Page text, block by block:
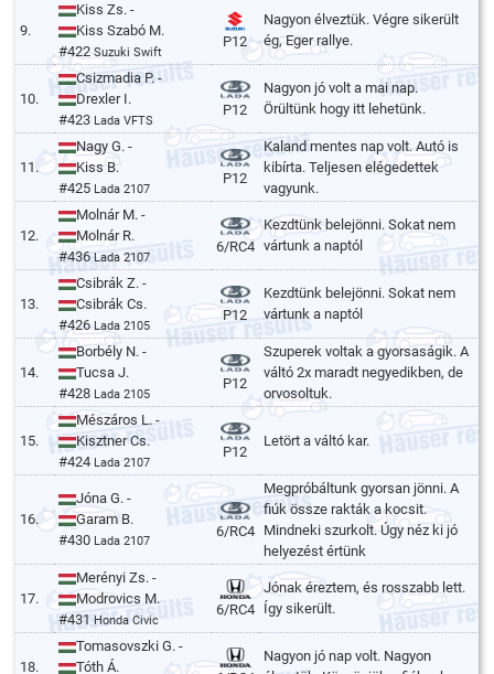
9.
Kiss Zs. -
Kiss Szabó M.
#422Suzuki Swift
P12
Nagyon élveztük. Végre sikerült
ég, Eger rallye.
10.
Csizmadia P. -
Drexler I.
#423 Lada VFTS
P12
Nagyon jó volt a mai nap.
Örültünk hogy itt lehetünk.
11.
Nagy G. -
Kiss B.
#425 Lada 2107
P12
Kaland mentes nap volt. Autó is
kibírta. Teljesen elégedettek
vagyunk.
12.
Molnár M. -
Molnár R.
#436Lada 2107
6/RC4
Kezdtünk belejönni. Sokat nem
vártunk a naptól
13.
Csibrák Z. -
Csibrák Cs.
#426Lada 2105
P12
Kezdtünk belejönni. Sokat nem
vártunk a naptól
14.
Borbély N. -
Tucsa J.
#428 Lada 2105
P12
Szuperek voltak a gyorsaságik. A
váltó 2x maradt negyedikben, de
orvosoltuk.
15.
Mészáros L. -
Kisztner Cs.
#424 Lada 2107
P12
Letört a váltó kar.
16.
Jóna G. -
Garam B.
#430 Lada 2107
6/RC4
Megpróbáltunk gyorsan jönni. A
fiúk össze rakták a kocsit.
Mindneki szurkolt. Úgy néz ki jó
helyezést értünk
17.
Merényi Zs. -
Modrovics M.
#431 Honda Civic
6/RC4
Jónak éreztem, és rosszabb lett.
Így sikerült.
18.
Tomasovszki G. -
Tóth Á.
Nagyon jó nap volt. Nagyon